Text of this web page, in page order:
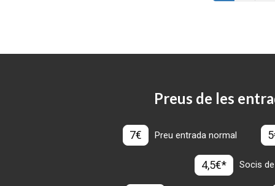
Preus de les
7€ Preu entrada normal
4,5€* Socis